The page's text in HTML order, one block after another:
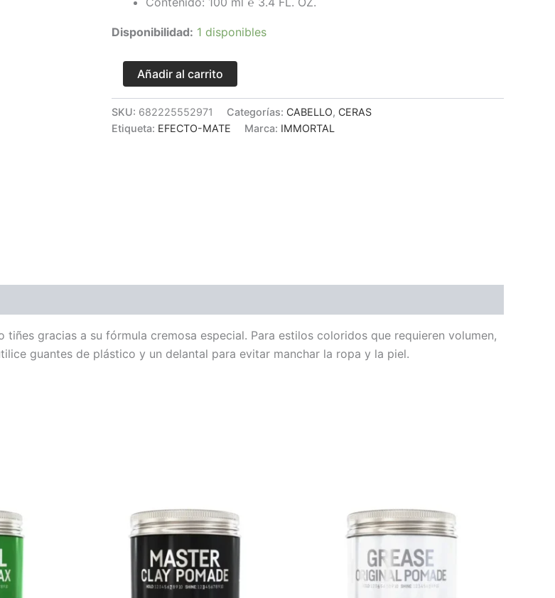
Disponibilidad: 1 disponibles
Añadir al carrito
SKU: 682225552971 Categorías: CABELLO, CERAS
Etiqueta: EFECTO-MATE Marca: IMMORTAL
tiñes gracias a su fórmula cremosa especial. Para estilos coloridos que requieren volumen,
guantes de plástico y un delantal para evitar manchar la ropa y la piel.